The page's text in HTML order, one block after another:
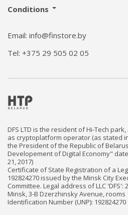
Conditions
Email: info@finstore.by
Tel: +375 29 505 02 05
DFS LTD is the resident of Hi-Tech
as cryptoplatform operator (as stated
the President of the Republic of
Developement of Digital Economy"
21, 2017)
Certificate of State Registration of a
192824270 issued by the Minsk City
Committee. Legal address of LLC 'DFS':
Minsk, 3-B Dzerzhinsky Avenue, rooms
Identification Number (UNP): 192824270